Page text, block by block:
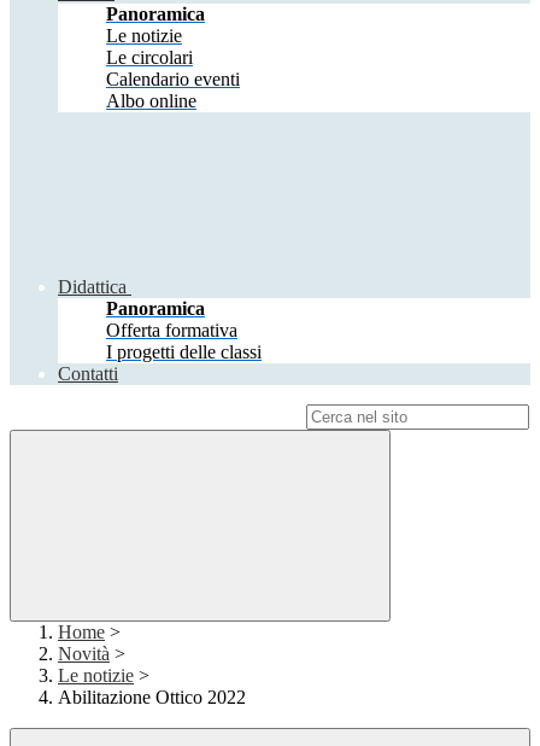
Panoramica
Le notizie
Le circolari
Calendario eventi
Albo online
Didattica
Panoramica
Offerta formativa
I progetti delle classi
Contatti
Home >
Novità >
Le notizie >
Abilitazione Ottico 2022